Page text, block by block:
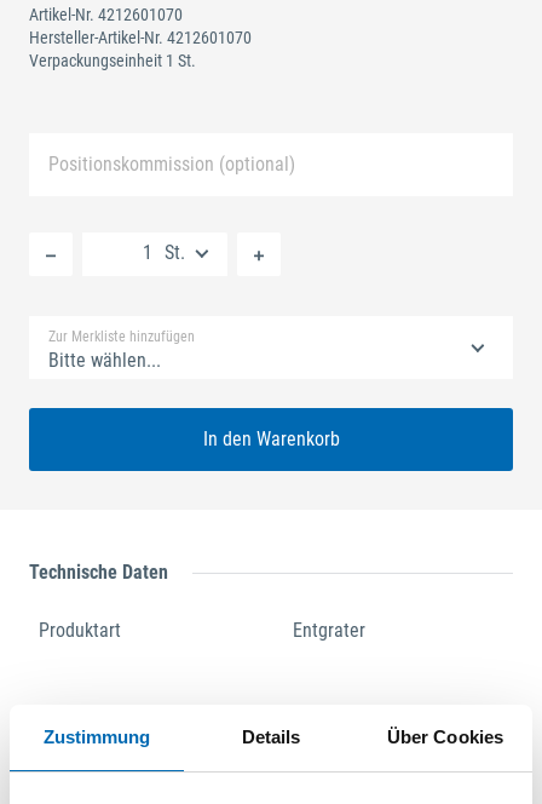
Zustimmung Details Über Cookies
Artikel-Nr. 4212601070
Hersteller-Artikel-Nr. 4212601070
Verpackungseinheit 1 St.
Positionskommission (optional)
St.
Zur Merkliste hinzufügen
Bitte wählen...
In den Warenkorb
Technische Daten
Produktart Entgrater
Softgrip-Anfaser SG 1100